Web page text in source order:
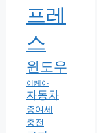
프레
스
윈도우
이케아
자동차
증여세
충전